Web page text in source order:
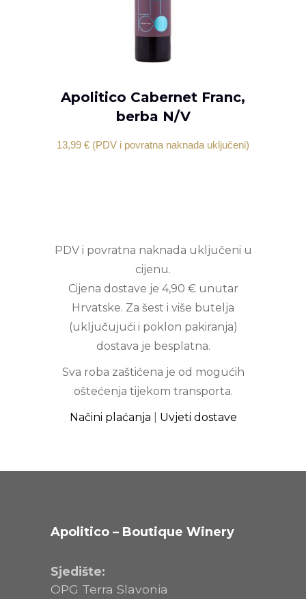
DODAJ U KOŠARICU
Apolitico Cabernet Franc,
berba N/V
13,99 € (PDV i povratna naknada uključeni)
PDV i povratna naknada uključeni u
cijenu.
Cijena dostave je 4,90 € unutar
Hrvatske. Za šest i više butelja
(uključujući i poklon pakiranja)
dostava je besplatna.
Sva roba zaštićena je od mogućih
oštećenja tijekom transporta.
Načini plaćanja
Uvjeti dostave
Apolitico – Boutique Winery
Sjedište:
OPG Terra Slavonia